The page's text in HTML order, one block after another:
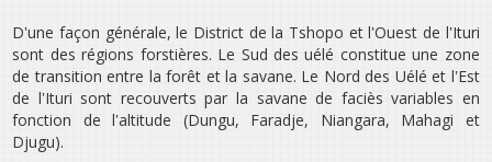
D‛une façon générale, le District de la Tshopo et l‛Ouest de l‛Ituri
sont des régions forstières. Le Sud des uélé constitue une zone
de transition entre la forêt et la savane. Le Nord des Uélé et l‛Est
de l‛Ituri sont recouverts par la savane de faciès variables en
fonction de l‛altitude (Dungu, Faradje, Niangara, Mahagi et
Djugu).